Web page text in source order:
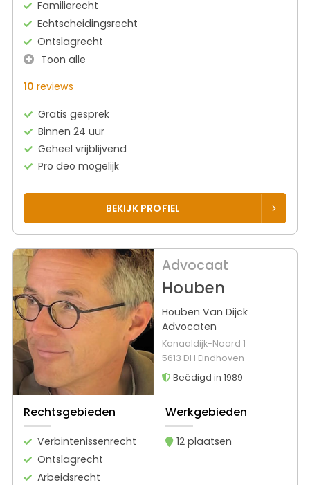
Familierecht
Echtscheidingsrecht
Ontslagrecht
Toon alle
10 reviews
Gratis gesprek
Binnen 24 uur
Geheel vrijblijvend
Pro deo mogelijk
BEKIJK PROFIEL
Advocaat
Houben
Houben Van Dijck
Advocaten
Kanaaldijk-Noord 1
5613 DH Eindhoven
Beëdigd in 1989
Rechtsgebieden
Verbintenissenrecht
Ontslagrecht
Arbeidsrecht
Werkgebieden
12 plaatsen